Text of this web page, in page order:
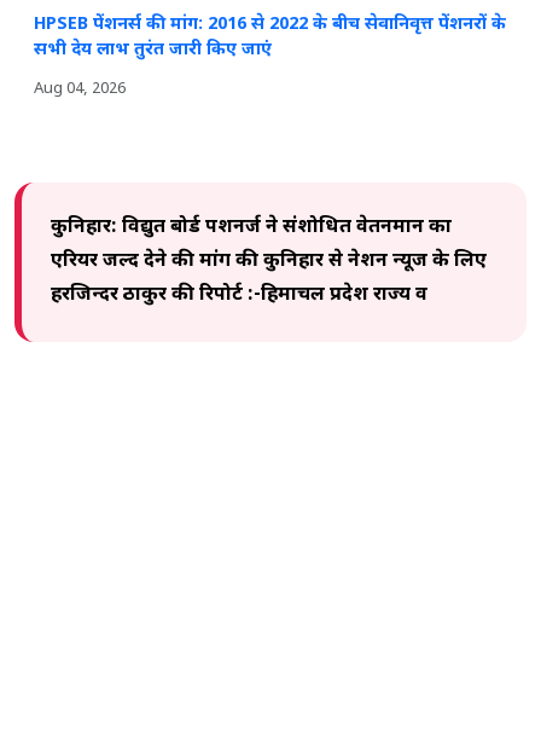
HPSEB पेंशनर्स की मांग: 2016 से 2022 के बीच सेवानिवृत्त पेंशनरों के
सभी देय लाभ तुरंत जारी किए जाएं
Aug 04, 2026
कुनिहार: विद्युत बोर्ड पेंशनर्ज ने संशोधित वेतनमान का
एरियर जल्द देने की मांग की कुनिहार से नेशन न्यूज के लिए
हरजिन्दर ठाकुर की रिपोर्ट :-हिमाचल प्रदेश राज्य व